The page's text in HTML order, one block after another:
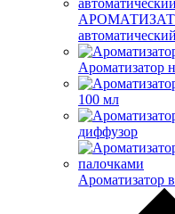
автоматический
Ароматизатор
100 мл
диффузор
Ароматизатор